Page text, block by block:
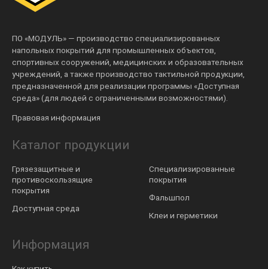
ПО «МОДУЛЬ» — производство специализированных
напольных покрытий для промышленных объектов,
спортивных сооружений, медицинских и образовательных
учреждений, а также производство тактильной продукции,
предназначенной для реализации программы «Доступная
среда» (для людей с ограниченными возможностями).
Правовая информация
Каталог продукции
Грязезащитные и
противоскользящие
покрытия
Доступная среда
Специализированные
покрытия
Фальшпол
Клеи и герметики
Информация